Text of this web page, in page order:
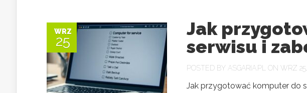
WRZ
25
Jak
serwisu i
POSTED BY ASGARIA.PL ON WRZ
Jak przygotować komputer do